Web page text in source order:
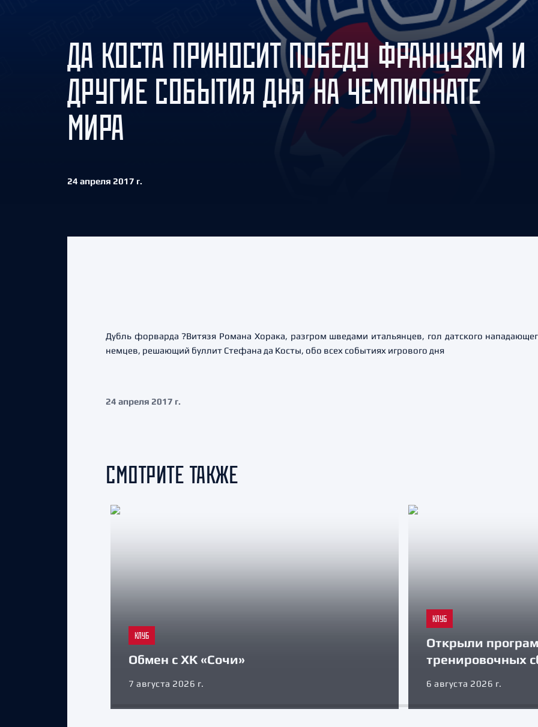
ЦСКА
Шанхайские Драконы
Амур
Барыс
Салават Юлаев
Сибирь
ДА КОСТА ПРИНОСИТ ПОБЕДУ ФРАНЦУЗАМ И
ДРУГИЕ СОБЫТИЯ ДНЯ НА ЧЕМПИОНАТЕ
МИРА
24 апреля 2017 г.
Дубль форварда ?Витязя Романа Хорака, разгром шведами итальянцев, гол датского
немцев, решающий буллит Стефана да Косты, обо всех событиях игрового дня
24 апреля 2017 г.
СМОТРИТЕ ТАКЖЕ
КЛУБ
Обмен с ХК «Сочи»
7 августа 2026 г.
КЛУБ
Открыли
тренировочных
6 августа 2026 г.